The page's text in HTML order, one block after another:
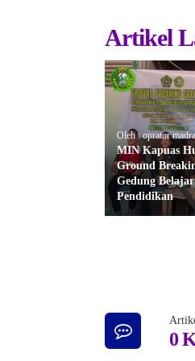
Artikel
Oleh : oprator
MIN Kapuas
Ground
Gedung
Pendidikan
0